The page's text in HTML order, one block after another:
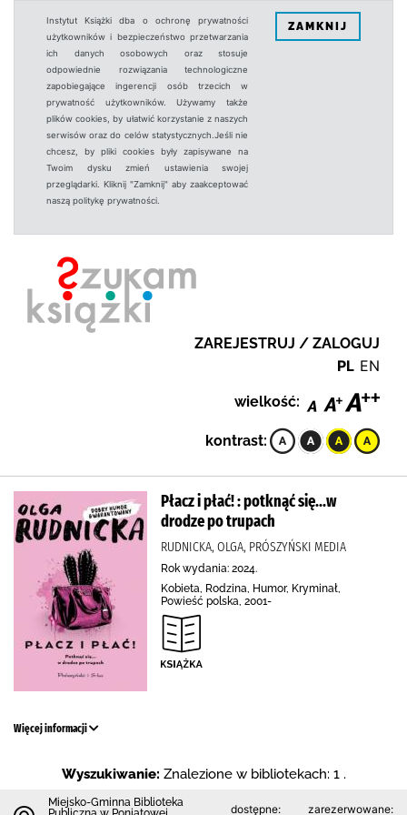
Instytut Książki dba o ochronę prywatności
użytkowników i bezpieczeństwo przetwarzania
ich danych osobowych oraz stosuje
odpowiednie rozwiązania technologiczne
zapobiegające ingerencji osób trzecich w
prywatność użytkowników. Używamy także
plików cookies, by ułatwić korzystanie z naszych
serwisów oraz do celów statystycznych.Jeśli nie
chcesz, by pliki cookies były zapisywane na
Twoim dysku zmień ustawienia swojej
przeglądarki. Kliknij "Zamknij" aby zaakceptować
naszą politykę prywatności.
ZAMKNIJ
ZAREJESTRUJ / ZALOGUJ
PL EN
wielkość:
kontrast:
Płacz i płać! : potknąć się...w
drodze po trupach
RUDNICKA, OLGA, PRÓSZYŃSKI MEDIA
Rok wydania: 2024.
Kobieta, Rodzina, Humor, Kryminał,
Powieść polska, 2001-
Więcej informacji
Wyszukiwanie: Znalezione w bibliotekach: 1 .
Miejsko-Gminna Biblioteka
dostępne: zarezerwowane: